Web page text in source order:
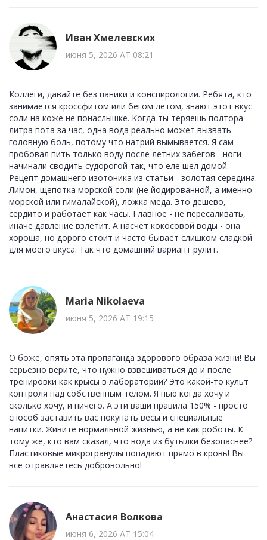
Иван Хмелевских
июня 5, 2026 AT 08:21
Коллеги, давайте без паники и конспирологии. Ребята, кто
занимается кроссфитом или бегом летом, знают этот вкус
соли на коже не понаслышке. Когда ты теряешь полтора
литра пота за час, одна вода реально может вызвать
головную боль, потому что натрий вымывается. Я сам
пробовал пить только воду после летних забегов - ноги
начинали сводить судорогой так, что еле шел домой.
Рецепт домашнего изотоника из статьи - золотая середина.
Лимон, щепотка морской соли (не йодированной, а именно
морской или гималайской), ложка меда. Это дешево,
сердито и работает как часы. Главное - не пересаливать,
иначе давление взлетит. А насчет кокосовой воды - она
хороша, но дорого стоит и часто бывает слишком сладкой
для моего вкуса. Так что домашний вариант рулит.
Maria Nikolaeva
июня 5, 2026 AT 19:15
О боже, опять эта пропаганда здорового образа жизни! Вы
серьезно верите, что нужно взвешиваться до и после
тренировки как крысы в лаборатории? Это какой-то культ
контроля над собственным телом. Я пью когда хочу и
сколько хочу, и ничего. А эти ваши правила 150% - просто
способ заставить вас покупать весы и специальные
напитки. Живите нормальной жизнью, а не как роботы. К
тому же, кто вам сказал, что вода из бутылки безопаснее?
Пластиковые микрогранулы попадают прямо в кровь! Вы
все отравляетесь добровольно!
Анастасия Волкова
июня 6, 2026 AT 15:04